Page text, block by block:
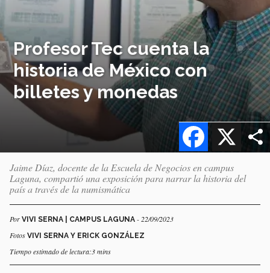
Profesor Tec cuenta la
historia de México con
billetes y monedas
X
Facebook
Jaime Díaz, docente de la Escuela de Negocios en campus
Laguna, compartió una exposición para narrar la historia del
país a través de la numismática
Por VIVI SERNA | CAMPUS LAGUNA - 22/09/2023
Fotos VIVI SERNA Y ERICK GONZÁLEZ
Tiempo estimado de lectura:3 mins